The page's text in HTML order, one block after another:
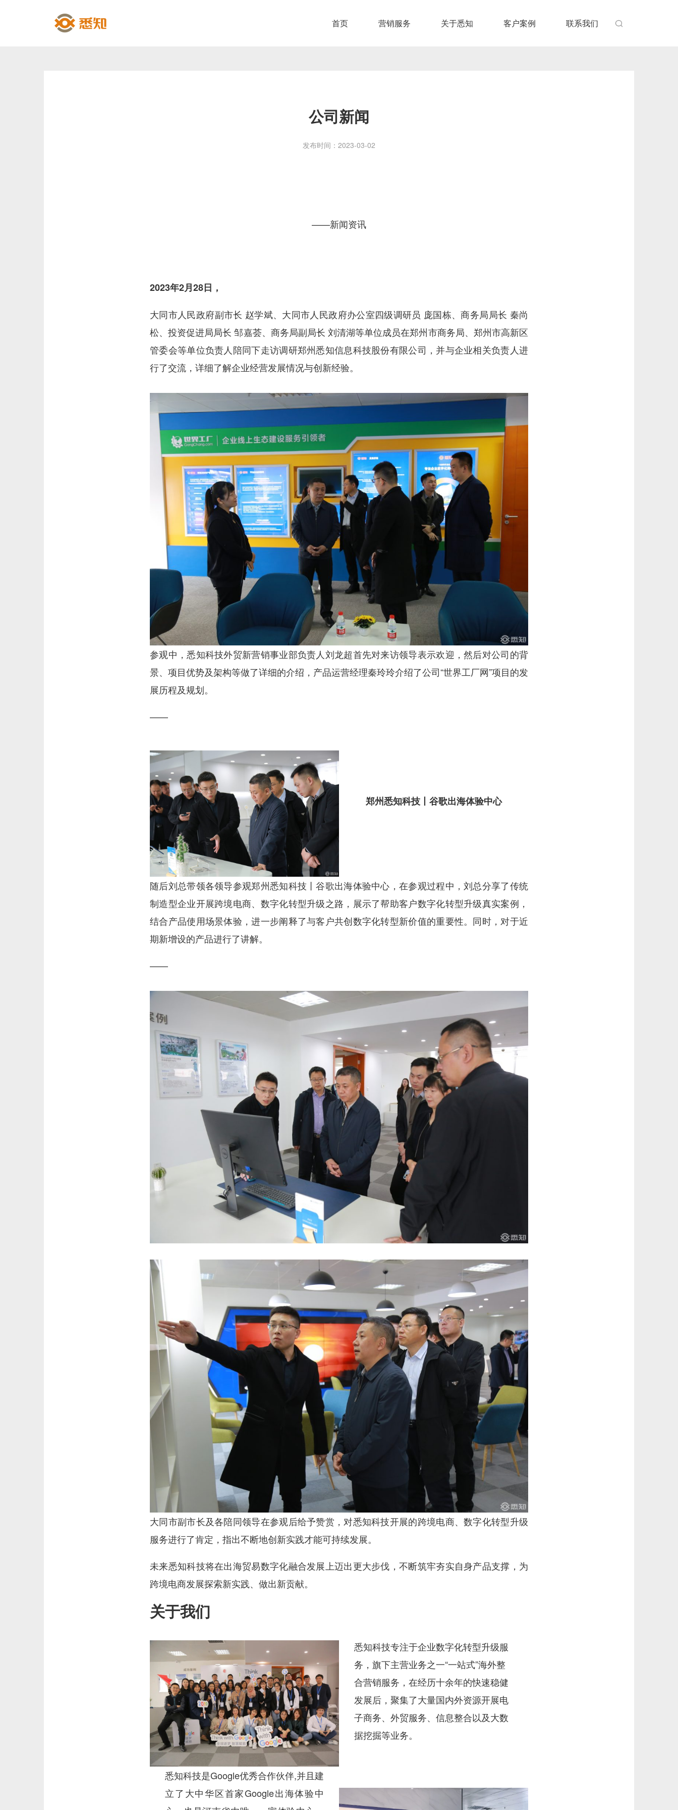
首页 营销服务 关于悉知 客户案例 联系我们 
公司新闻
发布时间：2023-03-02
——新闻资讯
2023年2月28日，
大同市人民政府副市长 赵学斌、大同市人民政府办公室四级调研员 庞国栋、商务局局长 秦尚
松、投资促进局局长 邹嘉荟、商务局副局长 刘清湖等单位成员在郑州市商务局、郑州市高新区
管委会等单位负责人陪同下走访调研郑州悉知信息科技股份有限公司，并与企业相关负责人进
行了交流，详细了解企业经营发展情况与创新经验。
参观中，悉知科技外贸新营销事业部负责人刘龙超首先对来访领导表示欢迎，然后对公司的背
景、项目优势及架构等做了详细的介绍，产品运营经理秦玲玲介绍了公司“世界工厂网”项目的发
展历程及规划。
——
郑州悉知科技丨谷歌出海体验中心
随后刘总带领各领导参观郑州悉知科技丨谷歌出海体验中心，在参观过程中，刘总分享了传统
制造型企业开展跨境电商、数字化转型升级之路，展示了帮助客户数字化转型升级真实案例，
结合产品使用场景体验，进一步阐释了与客户共创数字化转型新价值的重要性。同时，对于近
期新增设的产品进行了讲解。
——
大同市副市长及各陪同领导在参观后给予赞赏，对悉知科技开展的跨境电商、数字化转型升级
服务进行了肯定，指出不断地创新实践才能可持续发展。
未来悉知科技将在出海贸易数字化融合发展上迈出更大步伐，不断筑牢夯实自身产品支撑，为
跨境电商发展探索新实践、做出新贡献。
关于我们
悉知科技专注于企业数字化转型升级服
务，旗下主营业务之一“一站式”海外整
合营销服务，在经历十余年的快速稳健
发展后，聚集了大量国内外资源开展电
子商务、外贸服务、信息整合以及大数
据挖掘等业务。
悉知科技是Google优秀合作伙伴,并且建
立了大中华区首家Google出海体验中